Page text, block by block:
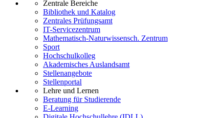
Zentrale Bereiche
Bibliothek und Katalog
Zentrales Prüfungsamt
IT-Servicezentrum
Mathematisch-Naturwissensch. Zentrum
Sport
Hochschulkolleg
Akademisches Auslandsamt
Stellenangebote
Stellenportal
Lehre und Lernen
Beratung für Studierende
E-Learning